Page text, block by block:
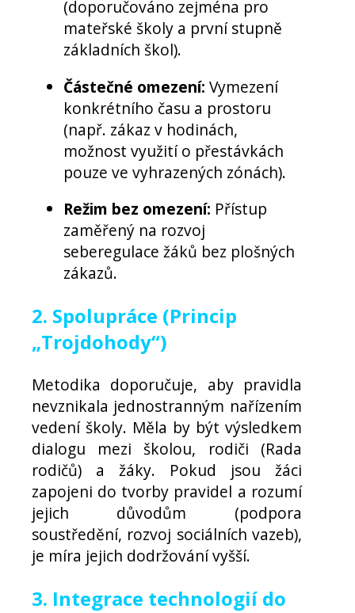
(doporučováno zejména pro
mateřské školy a první stupně
základních škol).
Částečné omezení: Vymezení
konkrétního času a prostoru
(např. zákaz v hodinách,
možnost využití o přestávkách
pouze ve vyhrazených zónách).
Režim bez omezení: Přístup
zaměřený na rozvoj
seberegulace žáků bez plošných
zákazů.
2. Spolupráce (Princip
„Trojdohody“)
Metodika doporučuje, aby pravidla
nevznikala jednostranným nařízením
vedení školy. Měla by být výsledkem
dialogu mezi školou, rodiči (Rada
rodičů) a žáky. Pokud jsou žáci
zapojeni do tvorby pravidel a rozumí
jejich důvodům (podpora
soustředění, rozvoj sociálních vazeb),
je míra jejich dodržování vyšší.
3. Integrace technologií do